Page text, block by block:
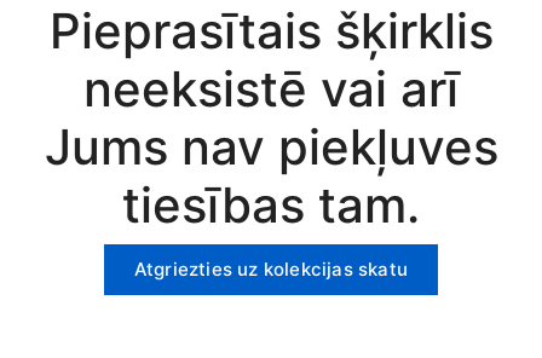
Pieprasītais šķirklis
neeksistē vai arī
Jums nav piekļuves
tiesības tam.
Atgriezties uz kolekcijas skatu